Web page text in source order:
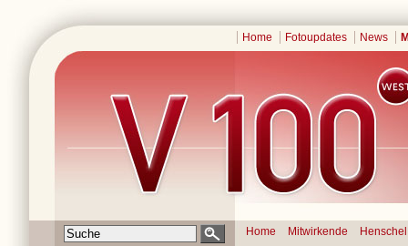
Home Fotoupdates News
Home Mitwirkende